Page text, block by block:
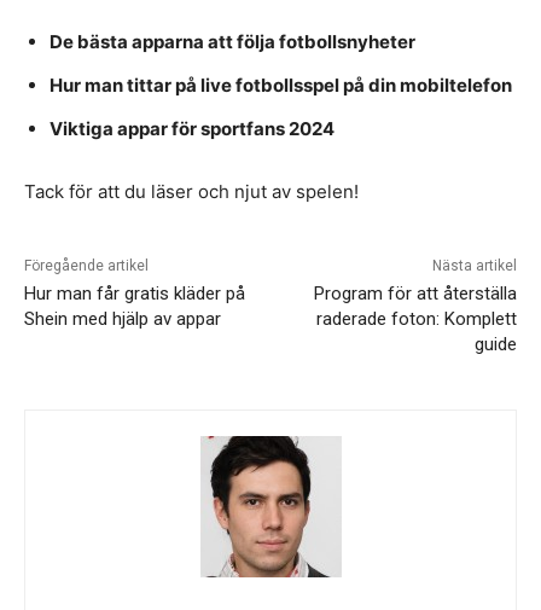
De bästa apparna att följa fotbollsnyheter
Hur man tittar på live fotbollsspel på din mobiltelefon
Viktiga appar för sportfans 2024
Tack för att du läser och njut av spelen!
Föregående artikel
Hur man får gratis kläder på
Shein med hjälp av appar
Nästa artikel
Program för att återställa
raderade foton: Komplett
guide